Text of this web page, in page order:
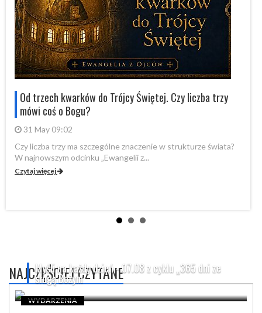
Od trzech kwarków do Trójcy Świętej. Czy liczba trzy
mówi coś o Bogu?
31 May 09:02
Czy liczba trzy ma szczególne znaczenie w strukturze świata?
W najnowszym odcinku „Ewangelii z...
Czytaj więcej
NAJCZĘŚCIEJ CZYTANE
Myśli na każdy dzień - 07.08 z cyklu „365 dni ze
sługą Bożym
WYDARZENIA